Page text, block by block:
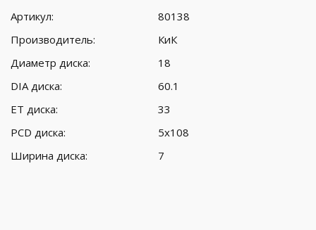
Артикул:
80138
Производитель:
КиК
Диаметр диска:
18
DIA диска:
60.1
ET диска:
33
PCD диска:
5x108
Ширина диска:
7